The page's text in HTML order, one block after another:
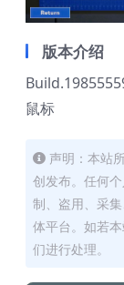
版本介绍
鼠标
声明：本站
创发布。任何
制、盗用、采
体平台。如若
们进行处理。